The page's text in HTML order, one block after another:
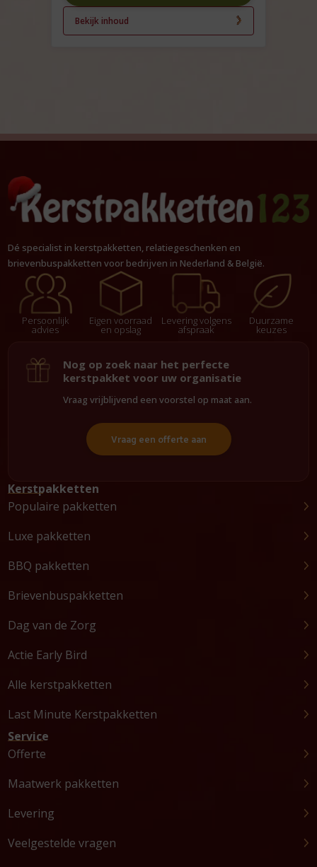
Bekijk inhoud
Dé specialist in kerstpakketten, relatiegeschenken en
brievenbuspakketten voor bedrijven in Nederland & België.
Persoonlijk
advies
Eigen voorraad
en opslag
Levering volgens
afspraak
Duurzame
keuzes
Nog op zoek naar het perfecte
kerstpakket voor uw organisatie
Vraag vrijblijvend een voorstel op maat aan.
Vraag een offerte aan
Kerstpakketten
Populaire pakketten
Luxe pakketten
BBQ pakketten
Brievenbuspakketten
Dag van de Zorg
Actie Early Bird
Alle kerstpakketten
Last Minute Kerstpakketten
Service
Offerte
Maatwerk pakketten
Levering
Veelgestelde vragen